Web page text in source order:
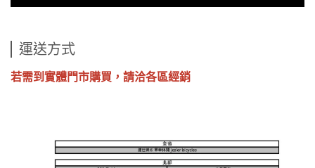
運送方式
若需到實體門市購買，請洽各區經銷